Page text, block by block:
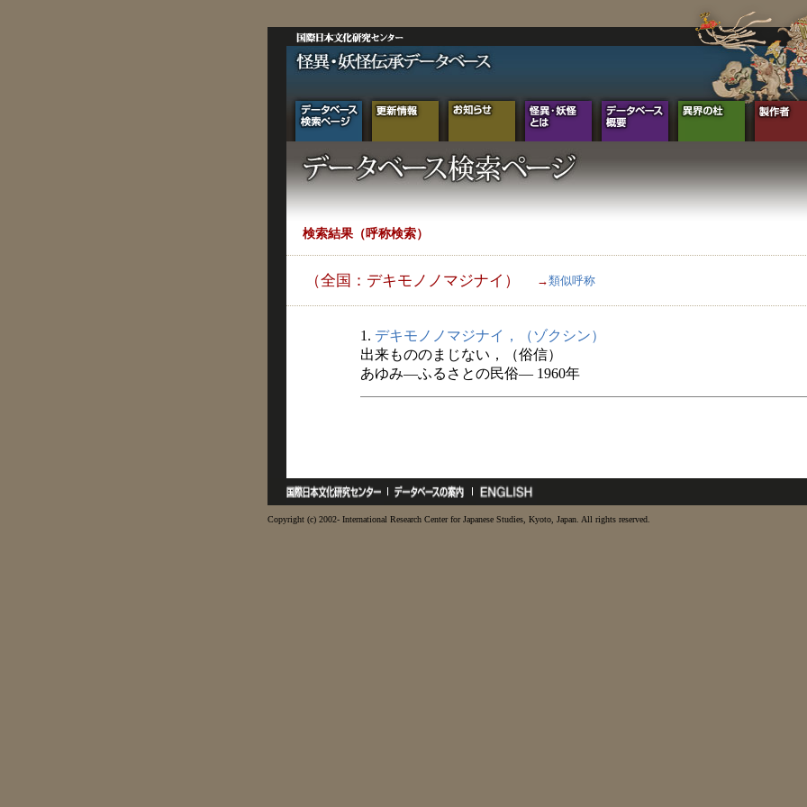
検索結果（呼称検索）
（全国：デキモノノマジナイ） →類似呼称
1. デキモノノマジナイ，（ゾクシン）
出来もののまじない，（俗信）
あゆみ―ふるさとの民俗― 1960年
Copyright (c) 2002- International Research Center for Japanese Studies, Kyoto, Japan. All rights reserved.